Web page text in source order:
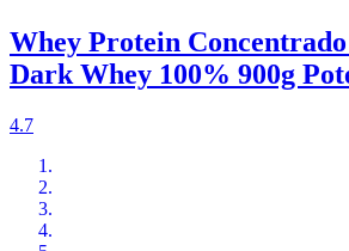
Whey Protein
Dark Whey 100% 900g
4.7